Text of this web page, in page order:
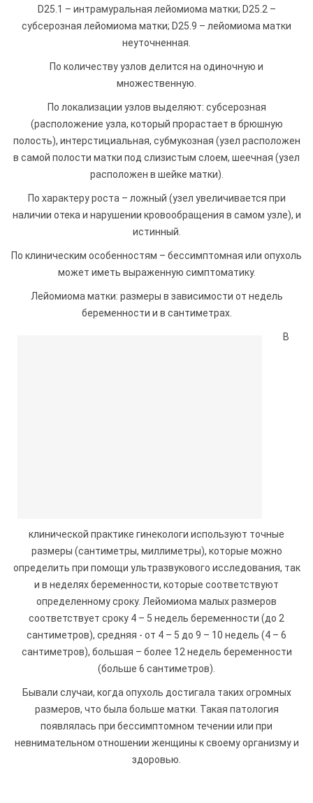
D25.1 – интрамуральная лейомиома матки; D25.2 –
субсерозная лейомиома матки; D25.9 – лейомиома матки
неуточненная.
По количеству узлов делится на одиночную и
множественную.
По локализации узлов выделяют: субсерозная
(расположение узла, который прорастает в брюшную
полость), интерстициальная, субмукозная (узел расположен
в самой полости матки под слизистым слоем, шеечная (узел
расположен в шейке матки).
По характеру роста – ложный (узел увеличивается при
наличии отека и нарушении кровообращения в самом узле), и
истинный.
По клиническим особенностям – бессимптомная или опухоль
может иметь выраженную симптоматику.
Лейомиома матки: размеры в зависимости от недель
беременности и в сантиметрах.
В
клинической практике гинекологи используют точные
размеры (сантиметры, миллиметры), которые можно
определить при помощи ультразвукового исследования, так
и в неделях беременности, которые соответствуют
определенному сроку. Лейомиома малых размеров
соответствует сроку 4 – 5 недель беременности (до 2
сантиметров), средняя - от 4 – 5 до 9 – 10 недель (4 – 6
сантиметров), большая – более 12 недель беременности
(больше 6 сантиметров).
Бывали случаи, когда опухоль достигала таких огромных
размеров, что была больше матки. Такая патология
появлялась при бессимптомном течении или при
невнимательном отношении женщины к своему организму и
здоровью.